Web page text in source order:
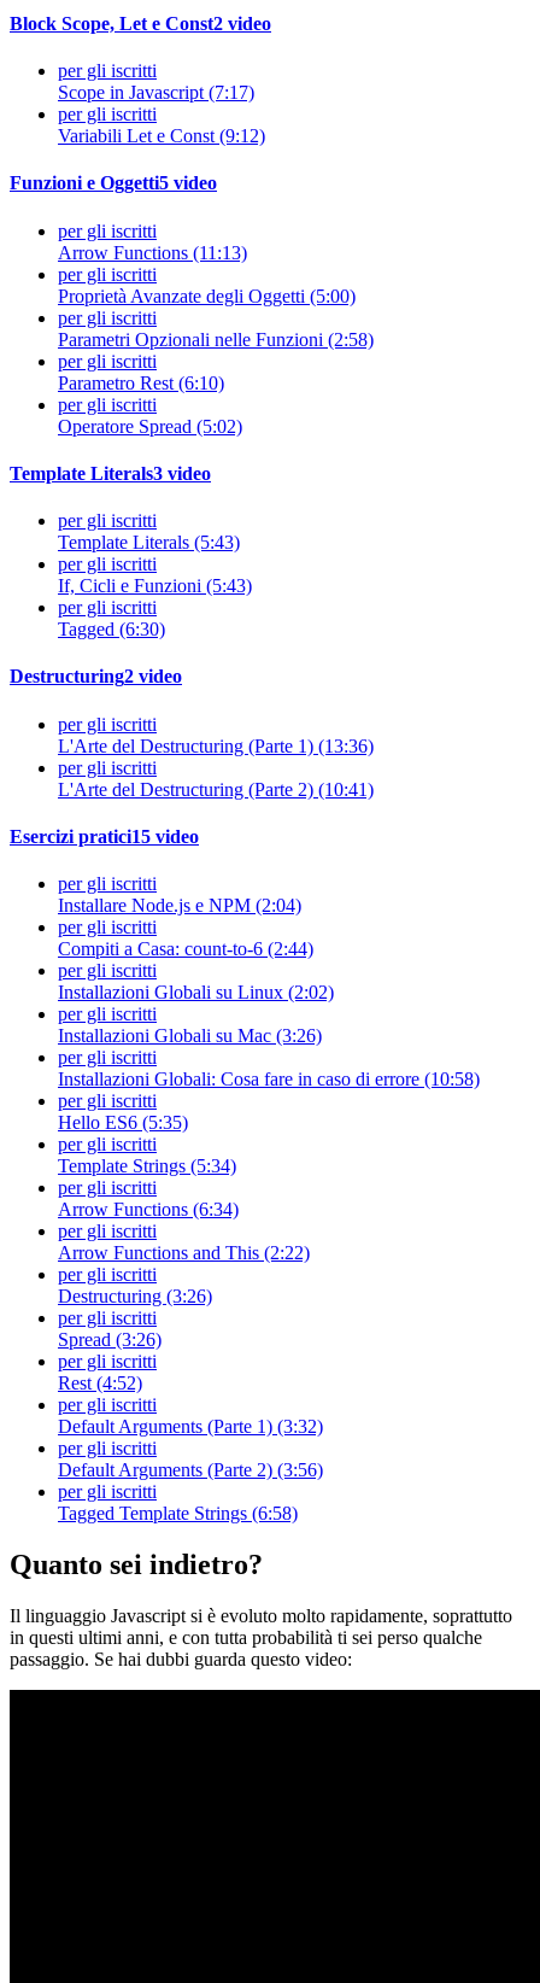
Block Scope, Let e Const2 video
per gli iscritti
Scope in Javascript (7:17)
per gli iscritti
Variabili Let e Const (9:12)
Funzioni e Oggetti5 video
per gli iscritti
Arrow Functions (11:13)
per gli iscritti
Proprietà Avanzate degli Oggetti (5:00)
per gli iscritti
Parametri Opzionali nelle Funzioni (2:58)
per gli iscritti
Parametro Rest (6:10)
per gli iscritti
Operatore Spread (5:02)
Template Literals3 video
per gli iscritti
Template Literals (5:43)
per gli iscritti
If, Cicli e Funzioni (5:43)
per gli iscritti
Tagged (6:30)
Destructuring2 video
per gli iscritti
L'Arte del Destructuring (Parte 1) (13:36)
per gli iscritti
L'Arte del Destructuring (Parte 2) (10:41)
Esercizi pratici15 video
per gli iscritti
Installare Node.js e NPM (2:04)
per gli iscritti
Compiti a Casa: count-to-6 (2:44)
per gli iscritti
Installazioni Globali su Linux (2:02)
per gli iscritti
Installazioni Globali su Mac (3:26)
per gli iscritti
Installazioni Globali: Cosa fare in caso di errore (10:58)
per gli iscritti
Hello ES6 (5:35)
per gli iscritti
Template Strings (5:34)
per gli iscritti
Arrow Functions (6:34)
per gli iscritti
Arrow Functions and This (2:22)
per gli iscritti
Destructuring (3:26)
per gli iscritti
Spread (3:26)
per gli iscritti
Rest (4:52)
per gli iscritti
Default Arguments (Parte 1) (3:32)
per gli iscritti
Default Arguments (Parte 2) (3:56)
per gli iscritti
Tagged Template Strings (6:58)
Quanto sei indietro?
Il linguaggio Javascript si è evoluto molto rapidamente, soprattutto
in questi ultimi anni, e con tutta probabilità ti sei perso qualche
passaggio. Se hai dubbi guarda questo video: